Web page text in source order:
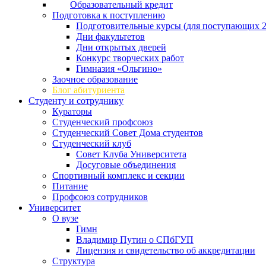
Образовательный кредит
Подготовка к поступлению
Подготовительные курсы (для поступающих
Дни факультетов
Дни открытых дверей
Конкурс творческих работ
Гимназия «Ольгино»
Заочное образование
Блог абитуриента
Студенту и сотруднику
Кураторы
Студенческий профсоюз
Студенческий Совет Дома студентов
Студенческий клуб
Совет Клуба Университета
Досуговые объединения
Спортивный комплекс и секции
Питание
Профсоюз сотрудников
Университет
О вузе
Гимн
Владимир Путин о СПбГУП
Лицензия и свидетельство об аккредитации
Структура